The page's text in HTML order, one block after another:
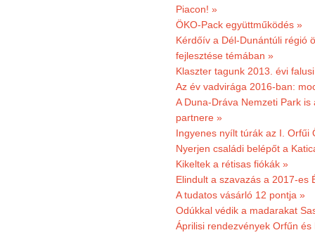
Piacon! »
ÖKO-Pack együttműködés »
Kérdőív a Dél-Dunántúli régió
fejlesztése témában »
Klaszter tagunk 2013. évi
Az év vadvirága 2016-ban:
A Duna-Dráva Nemzeti Park
partnere »
Ingyenes nyílt túrák az I. Orfűi
Nyerjen családi belépőt a
Kikeltek a rétisas fiókák »
Elindult a szavazás a 2017-es
A tudatos vásárló 12 pontja »
Odúkkal védik a madarakat
Áprilisi rendezvények Orfűn és